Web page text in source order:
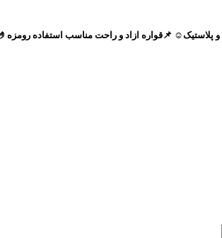
و راحت مناسب استفاده رومزه🤌 📌اسپورت مناسب۲تا۱۱ سال😘